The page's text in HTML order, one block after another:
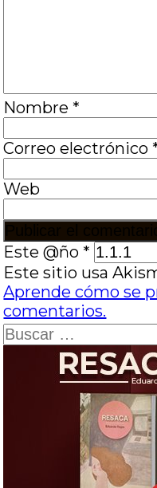
Nombre *
Correo electrónico
Web
Este @ño *
Este sitio usa
Aprende cómo se
comentarios.
Buscar: